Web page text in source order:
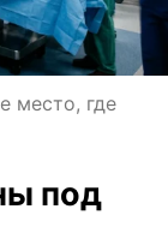
место, где
под